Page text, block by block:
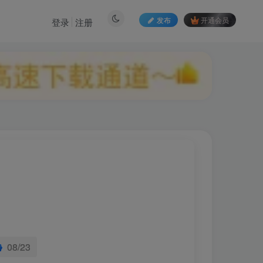
发布 开通会员
登录 注册
08/23